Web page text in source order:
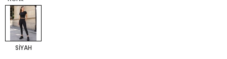
SİYAH